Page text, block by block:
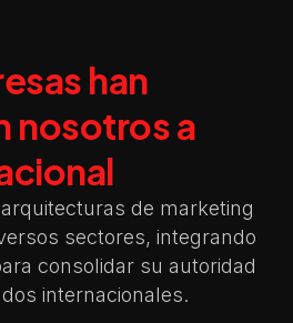
han
nosotros a
de marketing
sectores, integrando
consolidar su autoridad
internacionales.